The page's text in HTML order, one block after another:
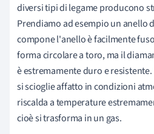
diversi tipi di legame producono
Prendiamo ad esempio un anello
compone l'anello è facilmente
forma circolare a toro, ma il
è estremamente duro e
si scioglie affatto in condizioni
riscalda a temperature
cioè si trasforma in un gas.